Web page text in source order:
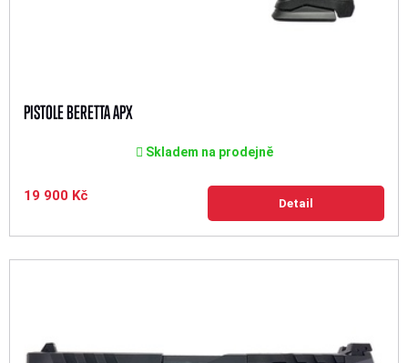
PISTOLE BERETTA APX
Skladem na prodejně
19 900 Kč Detail